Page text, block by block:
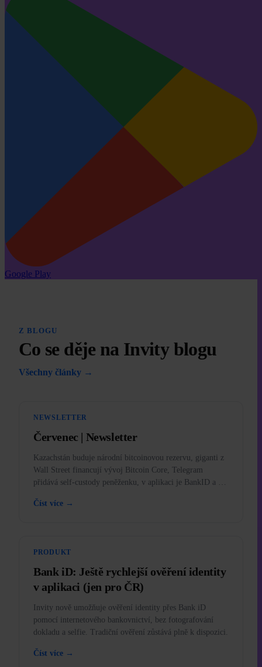
Google Play
Z BLOGU
Co se děje na Invity blogu
Všechny články →
NEWSLETTER
Červenec | Newsletter
Kazachstán buduje národní bitcoinovou rezervu, giganti z
Wall Street financují vývoj Bitcoin Core, Telegram
přidává self-custody peněženku, v aplikaci je BankID a v
Číst více →
PRODUKT
Bank iD: Ještě rychlejší ověření identity
v aplikaci (jen pro ČR)
Invity nově umožňuje ověření identity přes Bank iD
pomocí internetového bankovnictví, bez fotografování
dokladu a selfie. Tradiční ověření zůstává plně k dispozici.
Číst více →